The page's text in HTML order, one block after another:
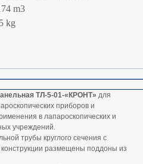
m3
kg
ТЛ-5-01-«КРОНТ» для
приборов и
в лапароскопических и
учреждений.
трубы круглого сечения с
размещены поддоны из